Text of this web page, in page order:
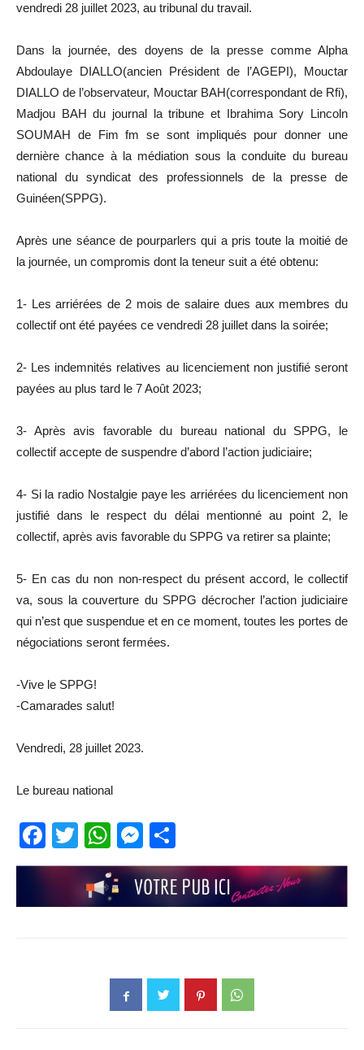
vendredi 28 juillet 2023, au tribunal du travail.
Dans la journée, des doyens de la presse comme Alpha
Abdoulaye DIALLO(ancien Président de l’AGEPI), Mouctar
DIALLO de l’observateur, Mouctar BAH(correspondant de Rfi),
Madjou BAH du journal la tribune et Ibrahima Sory Lincoln
SOUMAH de Fim fm se sont impliqués pour donner une
dernière chance à la médiation sous la conduite du bureau
national du syndicat des professionnels de la presse de
Guinéen(SPPG).
Après une séance de pourparlers qui a pris toute la moitié de
la journée, un compromis dont la teneur suit a été obtenu:
1- Les arriérées de 2 mois de salaire dues aux membres du
collectif ont été payées ce vendredi 28 juillet dans la soirée;
2- Les indemnités relatives au licenciement non justifié seront
payées au plus tard le 7 Août 2023;
3- Après avis favorable du bureau national du SPPG, le
collectif accepte de suspendre d’abord l’action judiciaire;
4- Si la radio Nostalgie paye les arriérées du licenciement non
justifié dans le respect du délai mentionné au point 2, le
collectif, après avis favorable du SPPG va retirer sa plainte;
5- En cas du non non-respect du présent accord, le collectif
va, sous la couverture du SPPG décrocher l’action judiciaire
qui n’est que suspendue et en ce moment, toutes les portes de
négociations seront fermées.
-Vive le SPPG!
-Camarades salut!
Vendredi, 28 juillet 2023.
Le bureau national
Facebook
TwitterWhatsApp
Messenger